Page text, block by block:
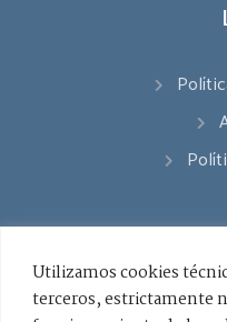
Utilizamos cookies
terceros, estrictamente